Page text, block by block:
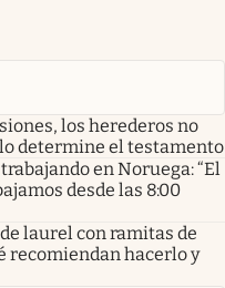
los herederos no
determine el testamento
en Noruega: “El
desde las 8:00
laurel con ramitas de
recomiendan hacerlo y